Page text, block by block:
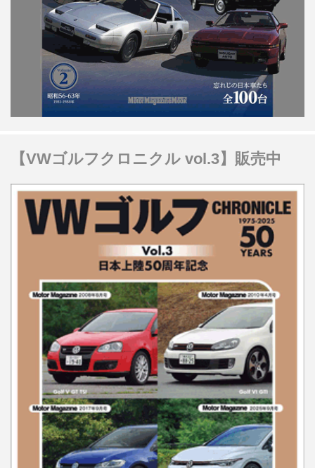
【VWゴルフクロニクル vol.3】販売中